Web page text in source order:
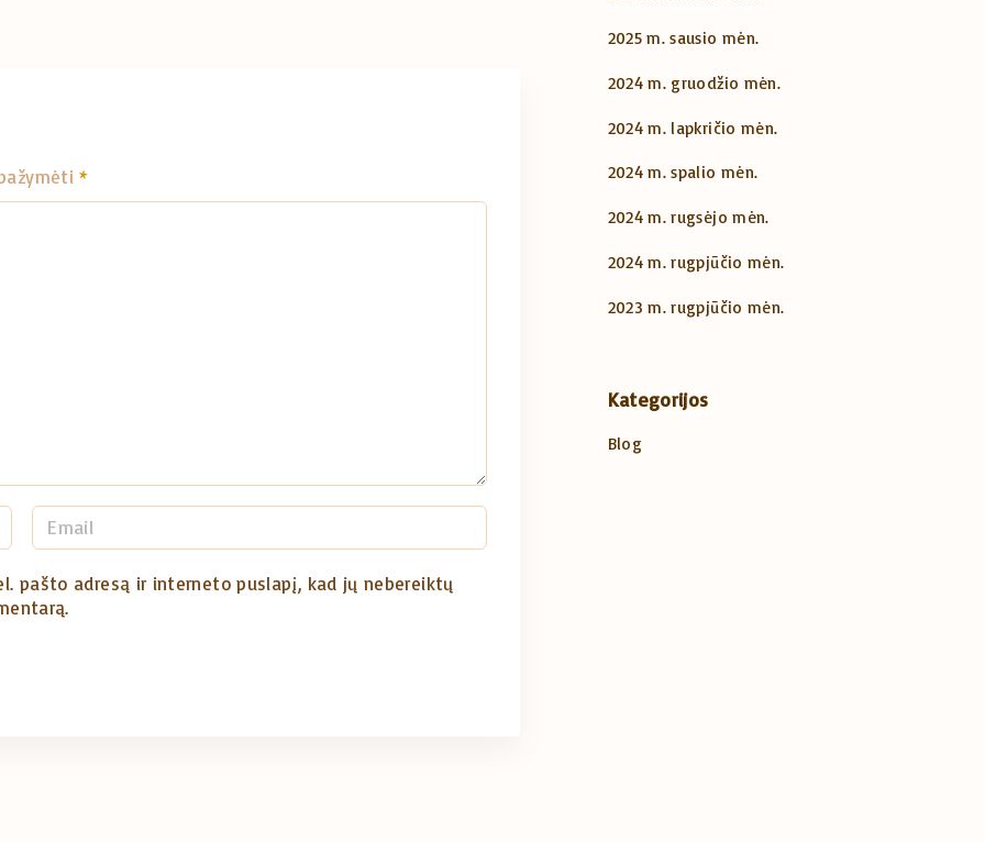
*
m
a
i
pašto adresą ir interneto puslapį, kad jų nebereiktų
2025 m. sausio mėn.
2024 m. gruodžio mėn.
2024 m. lapkričio mėn.
2024 m. spalio mėn.
2024 m. rugsėjo mėn.
2024 m. rugpjūčio mėn.
2023 m. rugpjūčio mėn.
Kategorijos
Blog